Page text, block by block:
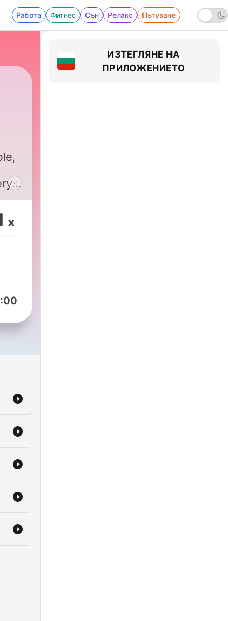
Работа Фитнес Сън Релакс Пътуване
x
ИЗТЕГЛЯНЕ НА
ПРИЛОЖЕНИЕТО